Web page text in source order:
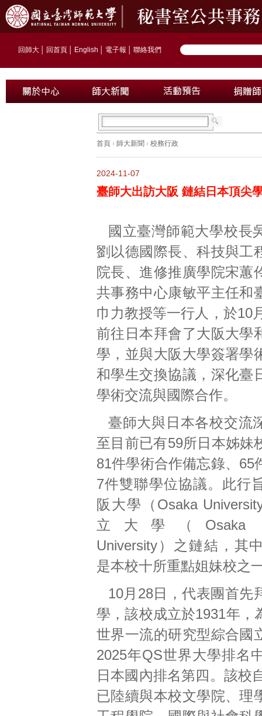
回師大 回首頁 English 電子報 聯絡我們
首頁 › 師大新聞 › 校務行政
2024-11-07
臺師大出訪大阪 鏈結日本頂尖
國立臺灣師範大學校長
劉以德國際長、科技與工
院長、進修推廣學院宋蕙
共事務中心康敏平主任和
巾力教授等一行人，於10
前往日本拜會了大阪大學
學，並與大阪大學簽署學
和學生交換協議，深化臺
學術交流與國際合作。
臺師大與日本各校交流
至目前已有59所日本姊妹
81件學術合作備忘錄、65
7件雙聯學位協議。此行
阪大學（Osaka
立大學（Osaka
University）之鏈結，其
是本校十所重點姐妹校之
10月28日，代表團首先
學，該校成立於1931年，
世界一流的研究型綜合國
2025年QS世界大學排名
日本國內排名第四。該校
已陸續與本校文學院、理